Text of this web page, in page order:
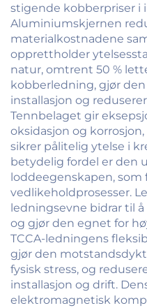
stigende kobberpriser i
Aluminiumskjernen
materialkostnadene
opprettholder
natur, omtrent 50 %
kobberledning, gjør
installasjon og
Tennbelaget gir
oksidasjon og
sikrer pålitelig ytelse i
betydelig fordel er den
loddeegenskapen, som
vedlikeholdprosesser.
ledningsevne bidrar til
og gjør den egnet for
TCCA-ledningens
gjør den
fysisk stress, og
installasjon og drift.
elektromagnetisk